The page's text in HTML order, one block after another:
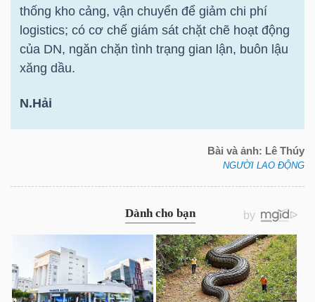
thống kho cảng, vận chuyển để giảm chi phí
logistics; có cơ chế giám sát chặt chẽ hoạt động
của DN, ngăn chặn tình trạng gian lận, buôn lậu
xăng dầu.
N.Hải
Bài và ảnh: Lê Thúy
NGƯỜI LAO ĐỘNG
YẾU
DÙNG
THIẾT
CHĂM
SÓC
SỨC
KHỎE